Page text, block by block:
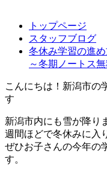
トップページ
スタッフブログ
冬休み学習の進
～冬期ノートス
こんにちは！新潟市の
す
新潟市内にも雪が降り
週間ほどで冬休みに入
ぜひお子さんの今年の
す。